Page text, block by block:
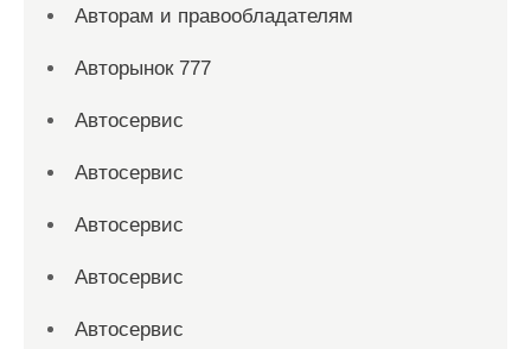
Авторам и правообладателям
Авторынок 777
Автосервис
Автосервис
Автосервис
Автосервис
Автосервис